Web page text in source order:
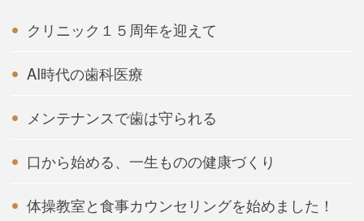
クリニック１５周年を迎えて
AI時代の歯科医療
メンテナンスで歯は守られる
口から始める、一生ものの健康づくり
体操教室と食事カウンセリングを始めました！